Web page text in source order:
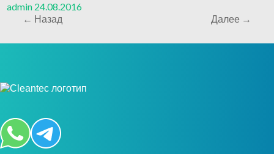
admin 24.08.2016
← Назад
Далее →